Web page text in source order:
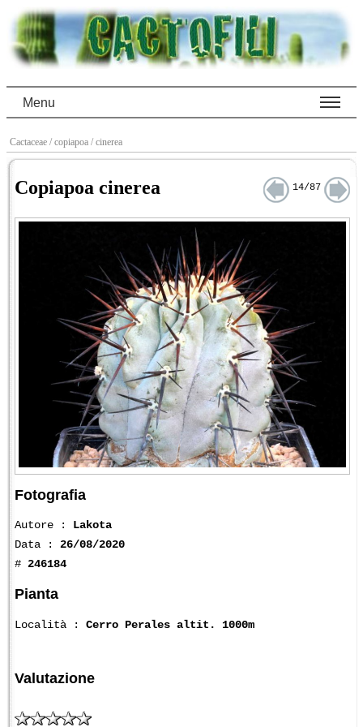
Menu
Cactaceae / copiapoa / cinerea
Copiapoa cinerea 14/87
Fotografia
Autore : Lakota
Data : 26/08/2020
# 246184
Pianta
Località : Cerro Perales altit. 1000m
Valutazione